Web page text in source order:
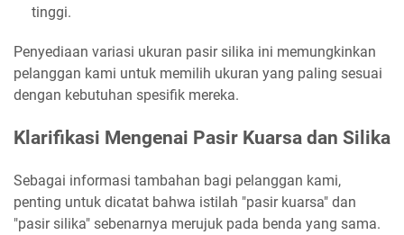
tinggi.
Penyediaan variasi ukuran pasir silika ini memungkinkan
pelanggan kami untuk memilih ukuran yang paling sesuai
dengan kebutuhan spesifik mereka.
Klarifikasi Mengenai Pasir Kuarsa dan Silika
Sebagai informasi tambahan bagi pelanggan kami,
penting untuk dicatat bahwa istilah "pasir kuarsa" dan
"pasir silika" sebenarnya merujuk pada benda yang sama.